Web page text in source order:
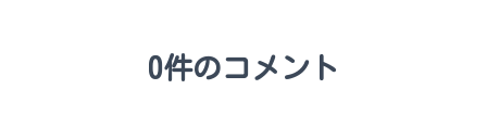
0件のコメント